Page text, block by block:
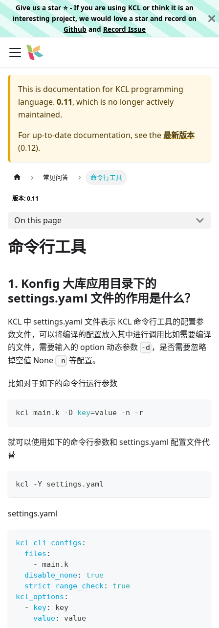
Give us a star ⭐️ - If you are using KCL or think it is an
interesting project, we would love a star and record on
Githuband Record Issue
This is documentation for KCL programming
language. 0.11, which is no longer actively
maintained.
For up-to-date documentation, see the最新版本
(0.12).
常见问答 命令行工具
版本: 0.11
On this page
命令行工具
1. Konfig 大库应用目录下的
settings.yaml 文件的作用是什么？
KCL 中 settings.yaml 文件表示 KCL 命令行工具的配置参
数文件，可以将编译的配置放入其中进行调用比如需要编译
的文件，需要输入的 option 动态参数 -d ，是否需要忽略
掉空值 None -n 等配置。
比如对于如下的命令行运行参数
kcl main.k -D key=value -n -r
就可以使用如下的命令行参数和 settings.yaml 配置文件代
替
kcl -Y settings.yaml
settings.yaml
kcl_cli_configs :
files :
-
main.k
disable_none:
true
strict_range_check:
true
kcl_options :
-
key:
key
value: value